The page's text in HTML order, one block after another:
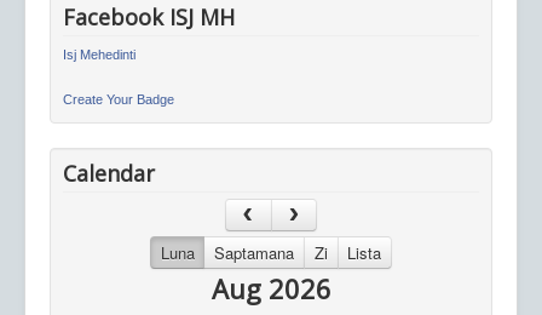
Facebook ISJ MH
Isj Mehedinti
Create Your Badge
Calendar
Luna Saptamana Zi Lista
Aug 2026